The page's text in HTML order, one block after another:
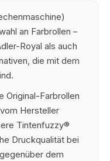
an Farbrollen –
Royal als auch
die mit dem
Original-Farbrollen
Hersteller
Tintenfuzzy®
Druckqualität bei
dem